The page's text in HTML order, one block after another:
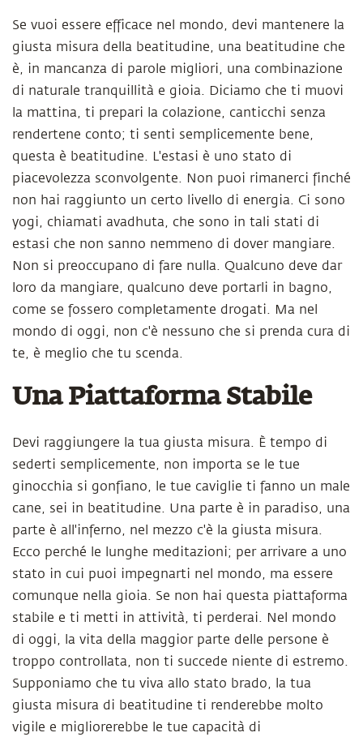
Se vuoi essere efficace nel mondo, devi mantenere la
giusta misura della beatitudine, una beatitudine che
è, in mancanza di parole migliori, una combinazione
di naturale tranquillità e gioia. Diciamo che ti muovi
la mattina, ti prepari la colazione, canticchi senza
rendertene conto; ti senti semplicemente bene,
questa è beatitudine. L'estasi è uno stato di
piacevolezza sconvolgente. Non puoi rimanerci finché
non hai raggiunto un certo livello di energia. Ci sono
yogi, chiamati avadhuta, che sono in tali stati di
estasi che non sanno nemmeno di dover mangiare.
Non si preoccupano di fare nulla. Qualcuno deve dar
loro da mangiare, qualcuno deve portarli in bagno,
come se fossero completamente drogati. Ma nel
mondo di oggi, non c'è nessuno che si prenda cura di
te, è meglio che tu scenda.
Una Piattaforma Stabile
Devi raggiungere la tua giusta misura. È tempo di
sederti semplicemente, non importa se le tue
ginocchia si gonfiano, le tue caviglie ti fanno un male
cane, sei in beatitudine. Una parte è in paradiso, una
parte è all'inferno, nel mezzo c'è la giusta misura.
Ecco perché le lunghe meditazioni; per arrivare a uno
stato in cui puoi impegnarti nel mondo, ma essere
comunque nella gioia. Se non hai questa piattaforma
stabile e ti metti in attività, ti perderai. Nel mondo
di oggi, la vita della maggior parte delle persone è
troppo controllata, non ti succede niente di estremo.
Supponiamo che tu viva allo stato brado, la tua
giusta misura di beatitudine ti renderebbe molto
vigile e migliorerebbe le tue capacità di